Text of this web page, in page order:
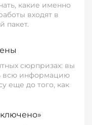
какие именно
входят в
пакет.
сюрпризах: вы
всю информацию
еще до того, как